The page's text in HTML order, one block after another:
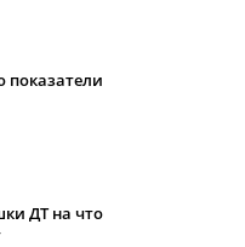
показатели
ДТ на что